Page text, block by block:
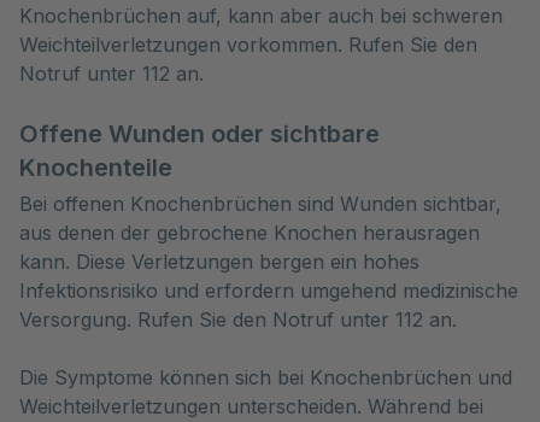
Knochenbrüchen auf, kann aber auch bei schweren
Weichteilverletzungen vorkommen. Rufen Sie den
Notruf unter 112 an.
Offene Wunden oder sichtbare
Knochenteile
Bei offenen Knochenbrüchen sind Wunden sichtbar,
aus denen der gebrochene Knochen herausragen
kann. Diese Verletzungen bergen ein hohes
Infektionsrisiko und erfordern umgehend medizinische
Versorgung. Rufen Sie den Notruf unter 112 an.
Die Symptome können sich bei Knochenbrüchen und
Weichteilverletzungen unterscheiden. Während bei